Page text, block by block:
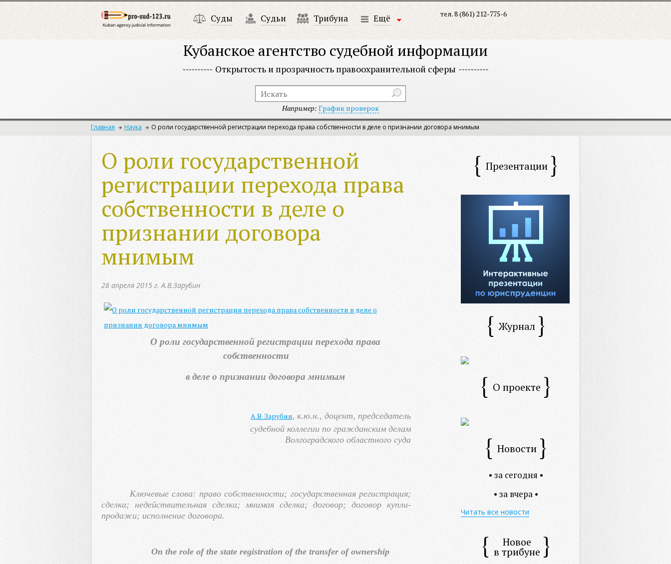
Суды Судьи Трибуна Ещё тел. 8 (861) 212-775-6
Кубанское агентство судебной информации
Открытость и прозрачность правоохранительной сферы
Например: График проверок
Главная Наука О роли государственной регистрации перехода права собственности в деле о признании договора мнимым
О роли государственной
регистрации перехода права
собственности в деле о
признании договора
мнимым
28 апреля 2015 г. А.В.Зарубин
О роли государственной регистрации перехода права
собственности
в деле о признании договора мнимым
А.В. Зарубин, к.ю.н., доцент, председатель
судебной коллегии по гражданским делам
Волгоградского областного суда
Ключевые слова: право собственности; государственная регистрация;
сделка; недействительная сделка; мнимая сделка; договор; договор купли-
продажи; исполнение договора.
On the role of the state registration of the transfer of ownership
Презентации
Журнал
О проекте
Новости
• за сегодня •
• за вчера •
Читать все новости
Новое
в трибуне